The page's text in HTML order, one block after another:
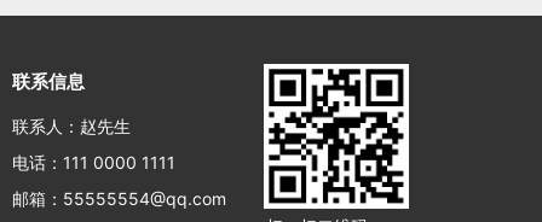
联系信息
联系人：赵先生
电话：111 0000 1111
邮箱：55555554@qq.com